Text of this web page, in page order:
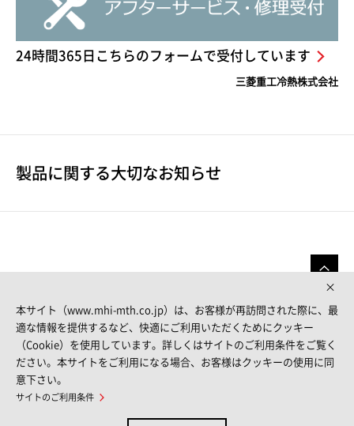
24時間365日こちらのフォームで受付しています
三菱重工冷熱株式会社
製品に関する大切なお知らせ
FOLLOW US
本サイト（www.mhi-mth.co.jp）は、お客様が再訪問された際に、最
適な情報を提供するなど、快適にご利用いただくためにクッキー
（Cookie）を使用しています。詳しくはサイトのご利用条件をご覧く
ださい。本サイトをご利用になる場合、お客様はクッキーの使用に同
意下さい。
サイトのご利用条件